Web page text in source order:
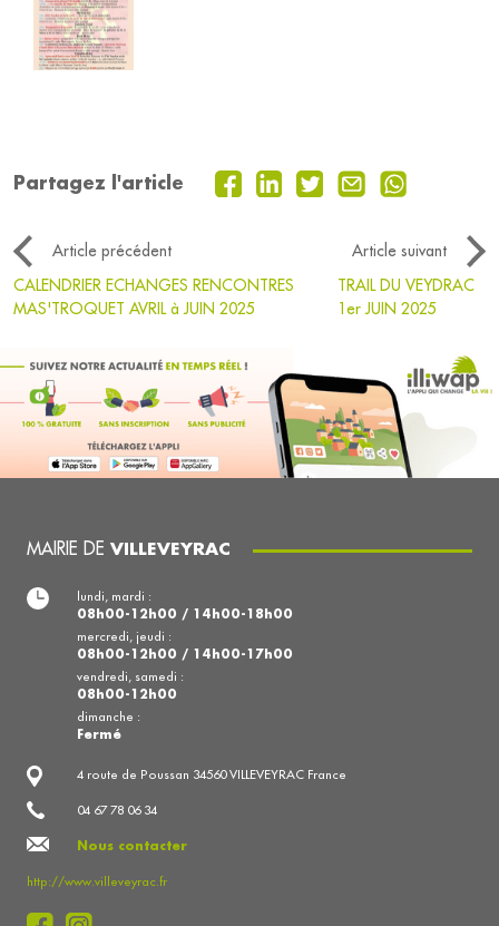
Partagez l'article
Article précédent
Article suivant
CALENDRIER ECHANGES RENCONTRES
MAS'TROQUET AVRIL à JUIN 2025
TRAIL DU VEYDRAC
1er JUIN 2025
MAIRIE DE VILLEVEYRAC
4 route de Poussan 34560 VILLEVEYRAC France
04 67 78 06 34
Nous contacter
http://www.villeveyrac.fr
lundi, mardi :
08h00-12h00 / 14h00-18h00
mercredi, jeudi :
08h00-12h00 / 14h00-17h00
vendredi, samedi :
08h00-12h00
dimanche :
Fermé